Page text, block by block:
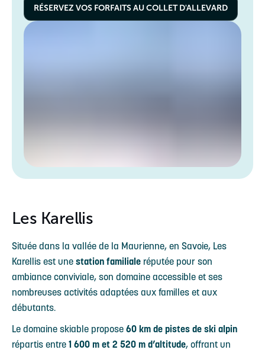
RÉSERVEZ VOS FORFAITS AU COLLET D'ALLEVARD
Les Karellis
Située dans la vallée de la Maurienne, en Savoie, Les
Karellis est une station familiale réputée pour son
ambiance conviviale, son domaine accessible et ses
nombreuses activités adaptées aux familles et aux
débutants.
Le domaine skiable propose 60 km de pistes de ski alpin
répartis entre 1 600 m et 2 520 m d’altitude, offrant un